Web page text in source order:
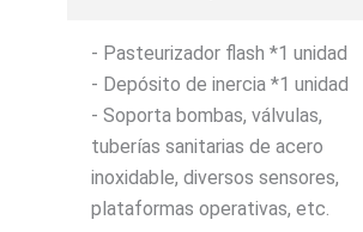
- Pasteurizador flash *1 unidad
- Depósito de inercia *1 unidad
- Soporta bombas, válvulas,
tuberías sanitarias de acero
inoxidable, diversos sensores,
plataformas operativas, etc.